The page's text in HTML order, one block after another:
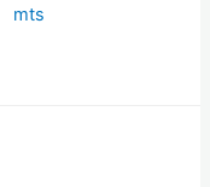
mts